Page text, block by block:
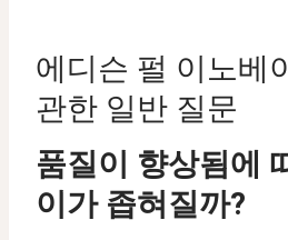
에디슨 펄 이노베
관한 일반 질문
품질이 향상됨에
이가 좁혀질까?